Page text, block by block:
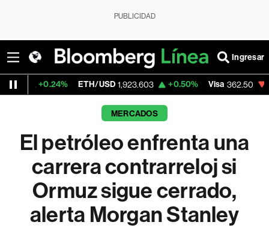
PUBLICIDAD
Ingresar
ETH/USD 1,923.603 +0.50% Visa 362.50 -2.15%
MERCADOS
El petróleo enfrenta una
carrera contrarreloj si
Ormuz sigue cerrado,
alerta Morgan Stanley